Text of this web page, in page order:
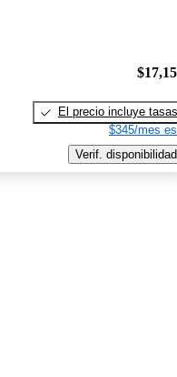
El precio incluye tasas
$345/mes
Verif. disponibilidad